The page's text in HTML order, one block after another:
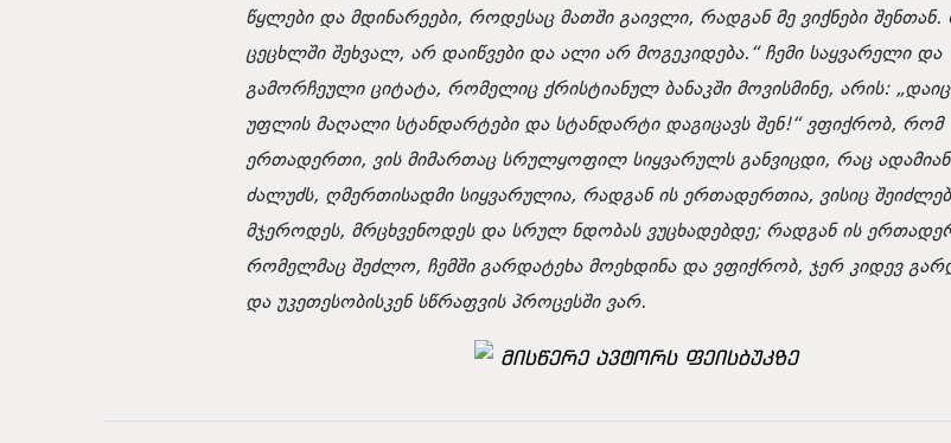
წყლები და მდინარეები, როდესაც მათში გაივლი, რადგან მე ვიქნები
ცეცხლში შეხვალ, არ დაიწვები და ალი არ მოგეკიდება.“ჩემი საყვარელი და
გამორჩეული ციტატა, რომელიც ქრისტიანულ ბანაკში მოვისმინე, არის:
უფლის მაღალი სტანდარტები და სტანდარტი დაგიცავს შენ!“ვფიქრობ, რომ
ერთადერთი, ვის მიმართაც სრულყოფილ სიყვარულს განვიცდი, რაც
ძალუძს, ღმერთისადმი სიყვარულია, რადგან ის ერთადერთია, ვისიც
მჯეროდეს, მრცხვენოდეს და სრულ ნდობას ვუცხადებდე; რადგან ის
რომელმაც შეძლო, ჩემში გარდატეხა მოეხდინა და ვფიქრობ, ჯერ კიდევ
და უკეთესობისკენ სწრაფვის პროცესში ვარ.
მისწერე ავტორს ფეისბუკზე